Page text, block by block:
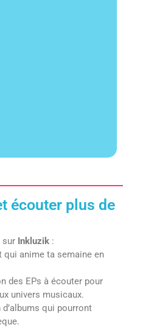
écouter plus de
sur Inkluzik :
qui anime ta semaine en
des EPs à écouter pour
univers musicaux.
qui pourront